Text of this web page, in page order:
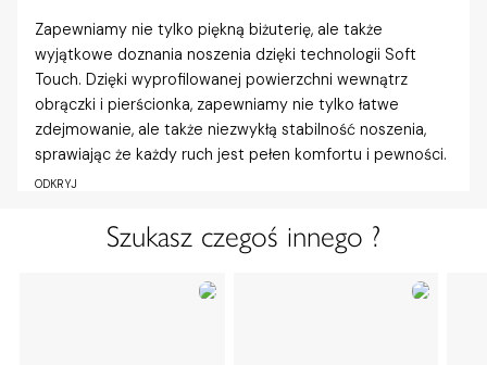
Zapewniamy nie tylko piękną biżuterię, ale także
wyjątkowe doznania noszenia dzięki technologii Soft
Touch. Dzięki wyprofilowanej powierzchni wewnątrz
obrączki i pierścionka, zapewniamy nie tylko łatwe
zdejmowanie, ale także niezwykłą stabilność noszenia,
sprawiając że każdy ruch jest pełen komfortu i pewności.
ODKRYJ
Szukasz czegoś innego ?